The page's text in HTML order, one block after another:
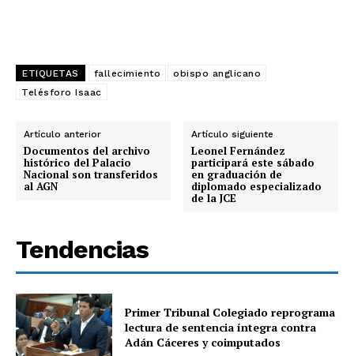
ETIQUETAS fallecimiento
obispo anglicano
Telésforo Isaac
Artículo anterior
Documentos del archivo
histórico del Palacio
Nacional son transferidos
al AGN
Artículo siguiente
Leonel Fernández
participará este sábado
en graduación de
diplomado especializado
de la JCE
Tendencias
Primer Tribunal Colegiado reprograma
lectura de sentencia íntegra contra
Adán Cáceres y coimputados